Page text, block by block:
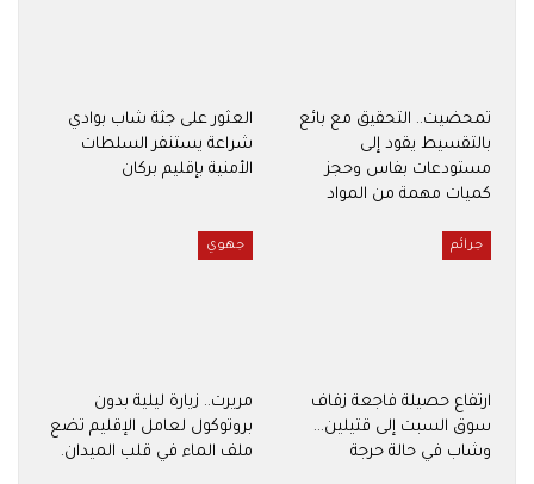
تمحضيت.. التحقيق مع بائع
بالتقسيط يقود إلى
مستودعات بفاس وحجز
كميات مهمة من المواد
العثور على جثة شاب بوادي
شراعة يستنفر السلطات
الأمنية بإقليم بركان
جرائم
ارتفاع حصيلة فاجعة زفاف
سوق السبت إلى قتيلين…
وشاب في حالة حرجة
جهوي
مريرت.. زيارة ليلية بدون
بروتوكول لعامل الإقليم تضع
ملف الماء في قلب الميدان.